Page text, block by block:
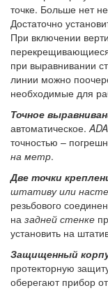
точке. Больше нет
Достаточно
При включении
при выравнивании
линии можно
необходимые для
Точное
автоматическое.
точностью –
на метр.
Две точки
штативу или
резьбового
на задней стенке
установить на
Защищенный
протекторную
оберегают прибор